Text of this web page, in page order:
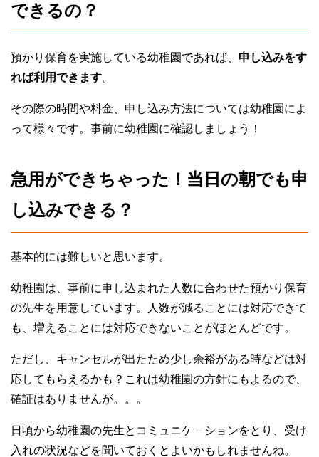
できるの？
預かり保育を実施している幼稚園であれば、 申し込みをす
れば利用できます。
その際の時間や料金、申し込み方法については幼稚園によ
って様々です。事前に幼稚園に確認しましょう！
急用ができちゃった！当日の朝でも申
し込みできる？
基本的には難しいと思います。
幼稚園は、事前に申し込まれた人数に合わせた預かり保育
の先生を用意しています。人数が減ることには対応できて
も、増えることには対応できないことがほとんどです。
ただし、キャンセルが出たため少し余裕がある時などは対
応してもらえるかも？これは幼稚園の方針にもよるので、
確証はありませんが。。。
日頃から幼稚園の先生とコミュニケ－ションをとり、受け
入れの状況などを聞いておくとよいかもしれませんね。